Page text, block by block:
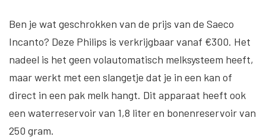
Ben je wat geschrokken van de prijs van de Saeco
Incanto? Deze Philips is verkrijgbaar vanaf €300. Het
nadeel is het geen volautomatisch melksysteem heeft,
maar werkt met een slangetje dat je in een kan of
direct in een pak melk hangt. Dit apparaat heeft ook
een waterreservoir van 1,8 liter en bonenreservoir van
250 gram.